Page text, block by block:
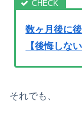
数ヶ月後に
【後悔しな
それでも、